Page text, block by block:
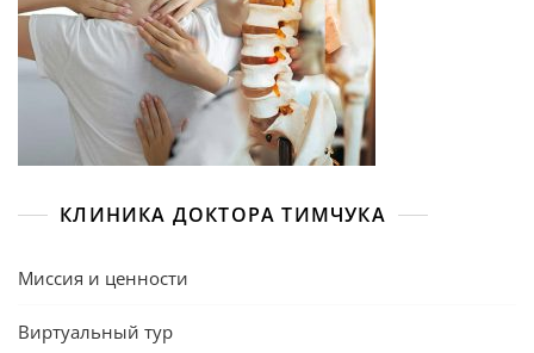
КЛИНИКА ДОКТОРА ТИМЧУКА
Миссия и ценности
Виртуальный тур